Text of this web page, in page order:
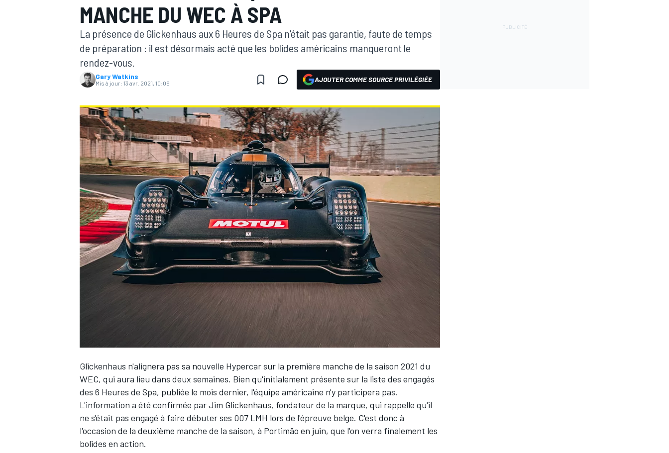
MOTOGP
WRC
WEC
MANCHE DU WEC À SPA
La présence de Glickenhaus aux 6 Heures de Spa n'était pas garantie, faute de temps
de préparation : il est désormais acté que les bolides américains manqueront le
rendez-vous.
Gary Watkins
Mis à jour: 13 avr. 2021, 10:09 AJOUTER COMME SOURCE PRIVILÉGIÉE
Glickenhaus n'alignera pas sa nouvelle Hypercar sur la première manche de la saison 2021 du
WEC, qui aura lieu dans deux semaines. Bien qu'initialement présente sur la liste des engagés
des 6 Heures de Spa, publiée le mois dernier, l'équipe américaine n'y participera pas.
L'information a été confirmée par Jim Glickenhaus, fondateur de la marque, qui rappelle qu'il
ne s'était pas engagé à faire débuter ses 007 LMH lors de l'épreuve belge. C'est donc à
l'occasion de la deuxième manche de la saison, à Portimão en juin, que l'on verra finalement les
bolides en action.